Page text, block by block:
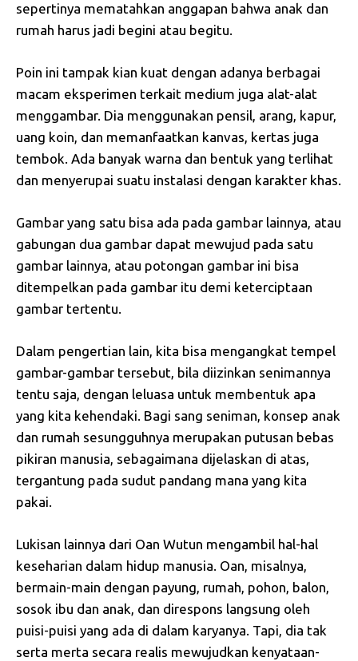
sepertinya mematahkan anggapan bahwa anak dan
rumah harus jadi begini atau begitu.
Poin ini tampak kian kuat dengan adanya berbagai
macam eksperimen terkait medium juga alat-alat
menggambar. Dia menggunakan pensil, arang, kapur,
uang koin, dan memanfaatkan kanvas, kertas juga
tembok. Ada banyak warna dan bentuk yang terlihat
dan menyerupai suatu instalasi dengan karakter khas.
Gambar yang satu bisa ada pada gambar lainnya, atau
gabungan dua gambar dapat mewujud pada satu
gambar lainnya, atau potongan gambar ini bisa
ditempelkan pada gambar itu demi keterciptaan
gambar tertentu.
Dalam pengertian lain, kita bisa mengangkat tempel
gambar-gambar tersebut, bila diizinkan senimannya
tentu saja, dengan leluasa untuk membentuk apa
yang kita kehendaki. Bagi sang seniman, konsep anak
dan rumah sesungguhnya merupakan putusan bebas
pikiran manusia, sebagaimana dijelaskan di atas,
tergantung pada sudut pandang mana yang kita
pakai.
Lukisan lainnya dari Oan Wutun mengambil hal-hal
keseharian dalam hidup manusia. Oan, misalnya,
bermain-main dengan payung, rumah, pohon, balon,
sosok ibu dan anak, dan direspons langsung oleh
puisi-puisi yang ada di dalam karyanya. Tapi, dia tak
serta merta secara realis mewujudkan kenyataan-